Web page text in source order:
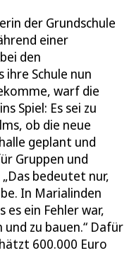
der Grundschule
einer
den
Schule nun
warf die
Spiel: Es sei zu
ob die neue
geplant und
Gruppen und
bedeutet nur,
In Marialinden
es ein Fehler war,
zu bauen.“ Dafür
600.000 Euro